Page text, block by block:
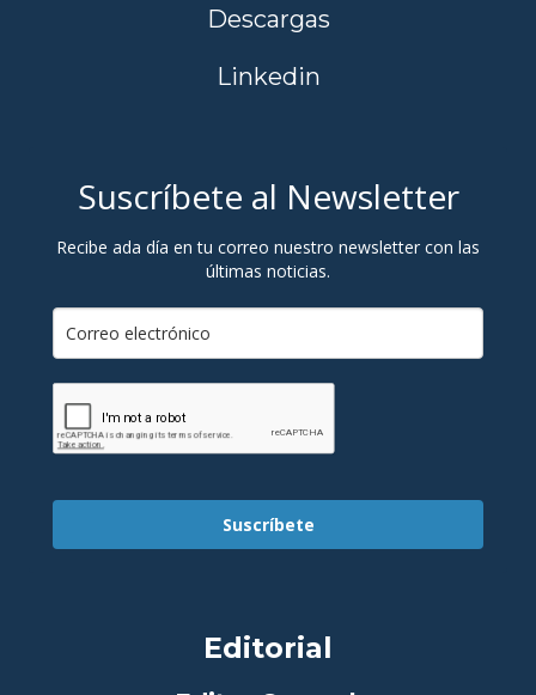
Descargas
Linkedin
Suscríbete al Newsletter
Recibe ada día en tu correo nuestro newsletter con las
últimas noticias.
Suscríbete
Editorial